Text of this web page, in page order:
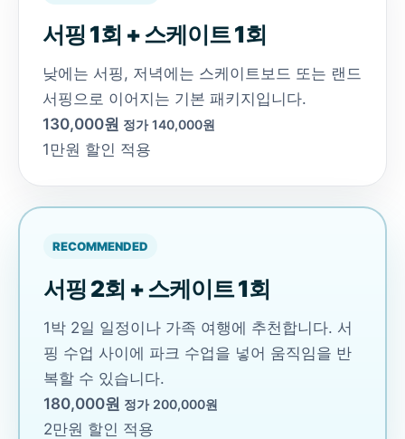
서핑 1회 + 스케이트 1회
낮에는 서핑, 저녁에는 스케이트보드 또는 랜드
서핑으로 이어지는 기본 패키지입니다.
130,000원 정가 140,000원
1만원 할인 적용
RECOMMENDED
서핑 2회 + 스케이트 1회
1박 2일 일정이나 가족 여행에 추천합니다. 서
핑 수업 사이에 파크 수업을 넣어 움직임을 반
복할 수 있습니다.
180,000원 정가 200,000원
2만원 할인 적용